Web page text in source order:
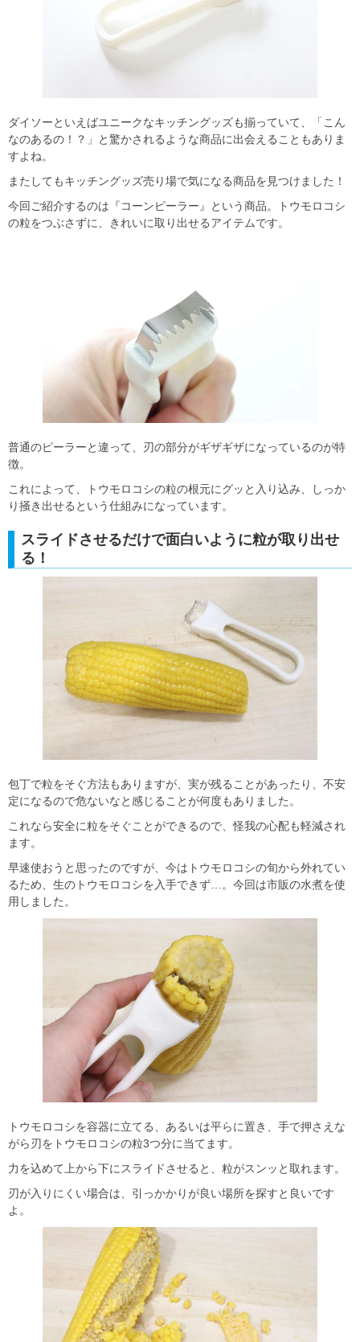
ダイソーといえばユニークなキッチングッズも揃っていて、「こん
なのあるの！？」と驚かされるような商品に出会えることもありま
すよね。
またしてもキッチングッズ売り場で気になる商品を見つけました！
今回ご紹介するのは『コーンピーラー』という商品。トウモロコシ
の粒をつぶさずに、きれいに取り出せるアイテムです。
普通のピーラーと違って、刃の部分がギザギザになっているのが特
徴。
これによって、トウモロコシの粒の根元にグッと入り込み、しっか
り掻き出せるという仕組みになっています。
スライドさせるだけで面白いように粒が取り出せ
る！
包丁で粒をそぐ方法もありますが、実が残ることがあったり、不安
定になるので危ないなと感じることが何度もありました。
これなら安全に粒をそぐことができるので、怪我の心配も軽減され
ます。
早速使おうと思ったのですが、今はトウモロコシの旬から外れてい
るため、生のトウモロコシを入手できず…。今回は市販の水煮を使
用しました。
トウモロコシを容器に立てる、あるいは平らに置き、手で押さえな
がら刃をトウモロコシの粒3つ分に当てます。
力を込めて上から下にスライドさせると、粒がスンッと取れます。
刃が入りにくい場合は、引っかかりが良い場所を探すと良いです
よ。